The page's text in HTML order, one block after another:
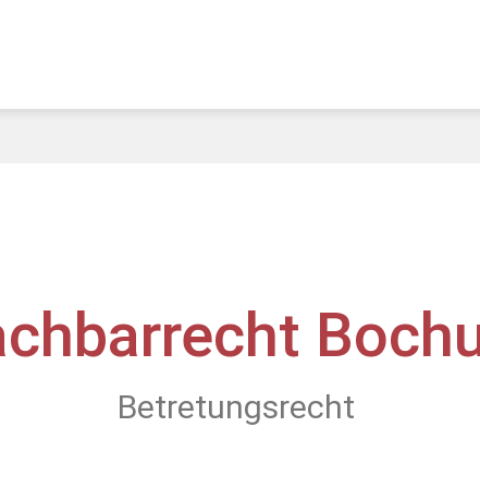
Betretungsrecht